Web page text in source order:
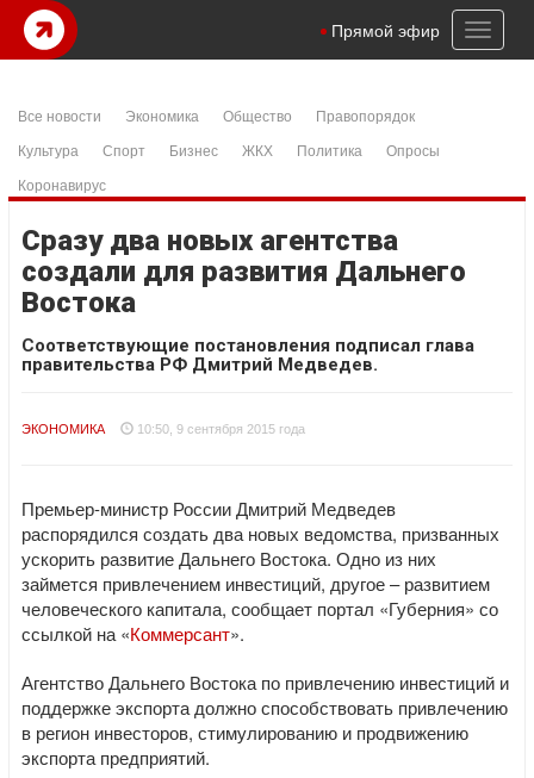
Toggle
Прямой эфир
Все новости Экономика Общество
Правопорядок
Культура
Спорт Бизнес ЖКХ Политика
Опросы
Коронавирус
Сразу два новых агентства
создали для развития Дальнего
Востока
Соответствующие постановления подписал глава
правительства РФ Дмитрий Медведев.
ЭКОНОМИКА 10:50, 9 сентября 2015 года
Премьер-министр России Дмитрий Медведев
распорядился создать два новых ведомства, призванных
ускорить развитие Дальнего Востока. Одно из них
займется привлечением инвестиций, другое – развитием
человеческого капитала, сообщает портал «Губерния» со
ссылкой на «Коммерсант».
Агентство Дальнего Востока по привлечению инвестиций и
поддержке экспорта должно способствовать привлечению
в регион инвесторов, стимулированию и продвижению
экспорта предприятий.